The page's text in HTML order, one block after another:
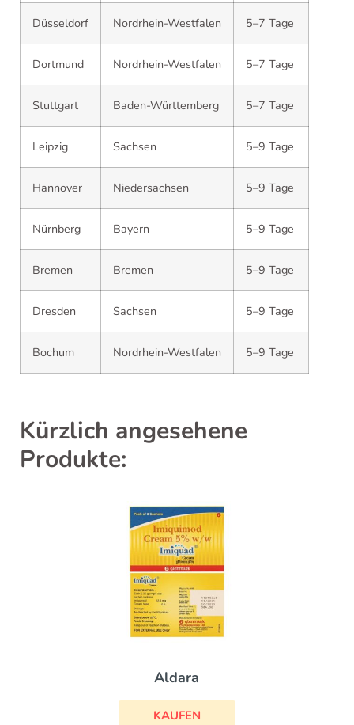
Düsseldorf Nordrhein-Westfalen 5–7 Tage
Dortmund Nordrhein-Westfalen 5–7 Tage
Stuttgart Baden-Württemberg 5–7 Tage
Leipzig Sachsen 5–9 Tage
Hannover Niedersachsen 5–9 Tage
Nürnberg Bayern 5–9 Tage
Bremen Bremen 5–9 Tage
Dresden Sachsen 5–9 Tage
Bochum Nordrhein-Westfalen 5–9 Tage
Kürzlich angesehene
Produkte:
Aldara
KAUFEN